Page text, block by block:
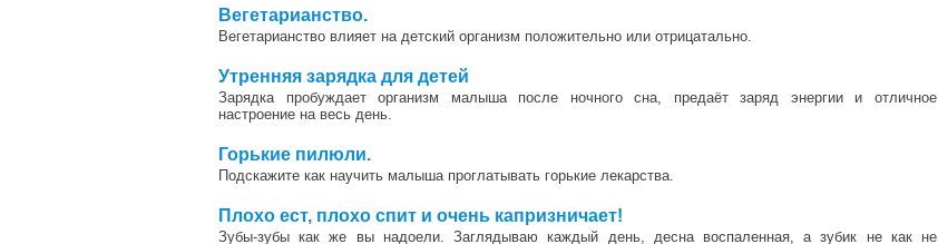
Вегетарианство.
Вегетарианство влияет на детский организм положительно или отрицатально.
Утренняя зарядка для детей
Зарядка пробуждает организм малыша после ночного сна, предаёт заряд энергии и отличное
настроение на весь день.
Горькие пилюли.
Подскажите как научить малыша проглатывать горькие лекарства.
Плохо ест, плохо спит и очень капризничает!
Зубы-зубы как же вы надоели. Заглядываю каждый день, десна воспаленная, а зубик не как не